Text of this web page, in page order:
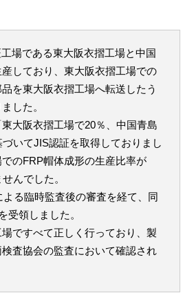
場である東大阪衣摺工場と中国
しており、東大阪衣摺工場での
を東大阪衣摺工場へ転送したう
した。
大阪衣摺工場で20％、中国青島
いてJIS認証を取得しておりまし
のFRP帽体成形の生産比率が
んでした。
る臨時監査後の審査を経て、同
受領しました。
ですべて正しく行っており、製
査協会の監査において確認され